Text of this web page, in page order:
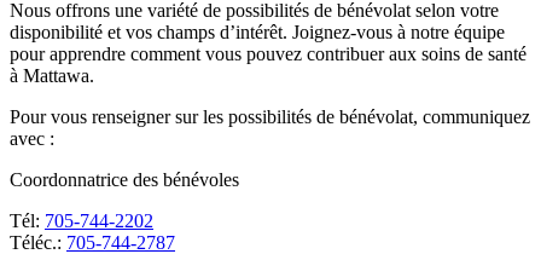
Nous offrons une variété de possibilités de bénévolat selon votre
disponibilité et vos champs d’intérêt. Joignez-vous à notre équipe
pour apprendre comment vous pouvez contribuer aux soins de santé
à Mattawa.
Pour vous renseigner sur les possibilités de bénévolat, communiquez
avec :
Coordonnatrice des bénévoles
Tél: 705-744-2202
Téléc.: 705-744-2787